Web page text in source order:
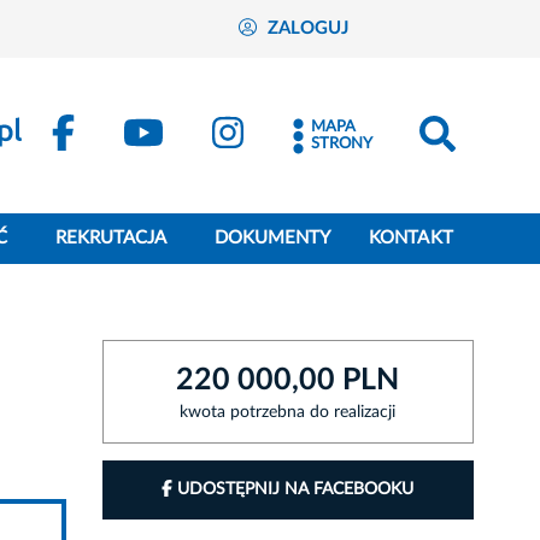
ZALOGUJ
MAPA
STRONY
REKRUTACJA DOKUMENTY KONTAKT
220 000,00 PLN
kwota potrzebna do realizacji
UDOSTĘPNIJ NA FACEBOOKU